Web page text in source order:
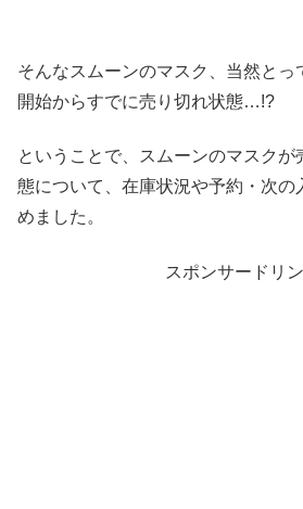
そんなスムーンのマスク、当然とっ
開始からすでに売り切れ状態…!?
ということで、スムーンのマスクが
態について、在庫状況や予約・次の
めました。
スポンサードリ